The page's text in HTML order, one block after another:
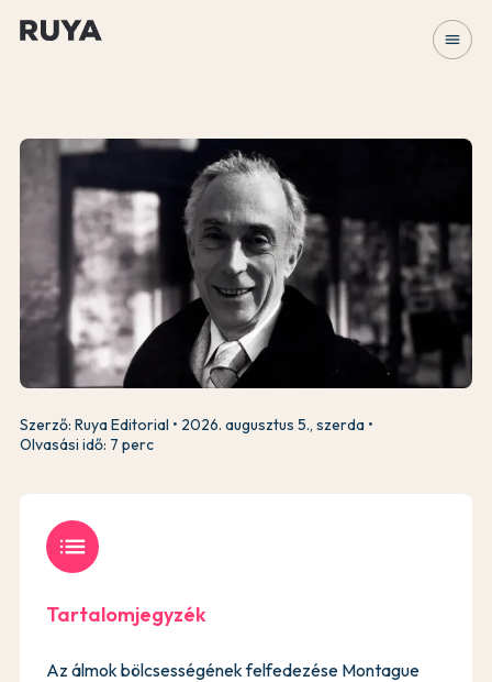
menu
Szerző: Ruya Editorial
2026. augusztus 5., szerda
Olvasási idő: 7 perc
list
Tartalomjegyzék
Az álmok bölcsességének felfedezése Montague